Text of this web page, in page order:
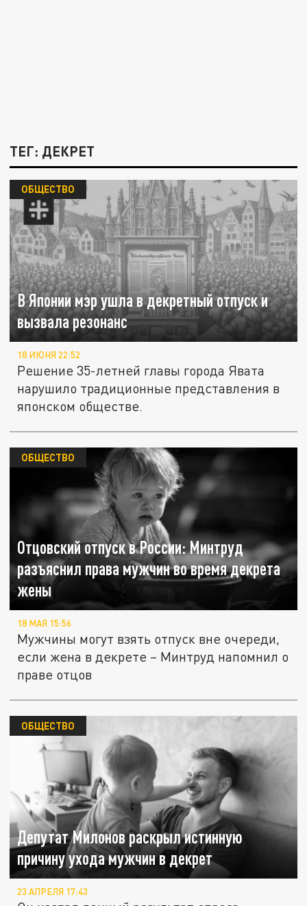
ТЕГ: ДЕКРЕТ
В Японии мэр ушла в декретный отпуск и
вызвала резонанс
ОБЩЕСТВО
18 ИЮНЯ 22:52
Решение 35-летней главы города Явата
нарушило традиционные представления в
японском обществе.
Отцовский отпуск в России: Минтруд
разъяснил права мужчин во время декрета
жены
ОБЩЕСТВО
18 МАЯ 15:56
Мужчины могут взять отпуск вне очереди,
если жена в декрете – Минтруд напомнил о
праве отцов
Депутат Милонов раскрыл истинную
причину ухода мужчин в декрет
ОБЩЕСТВО
23 АПРЕЛЯ 17:43